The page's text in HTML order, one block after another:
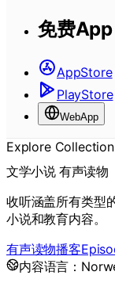
免费App
AppStore
PlayStore
WebApp
Explore Collection
文学小说 有声读物
收听涵盖所有类型
小说和教育内容。
有声读物播客
内容语言：